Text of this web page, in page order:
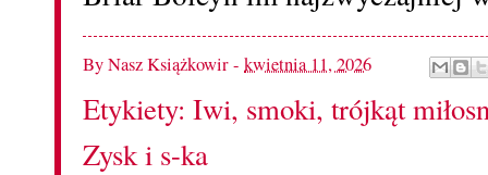
ByNasz Książkowir- kwietnia 11, 2026
Etykiety: Iwi, smoki, trójkąt
Zysk i s-ka